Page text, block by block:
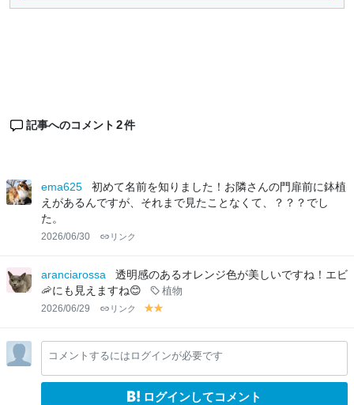
記事へのコメント 2件
ema625
初めて名前を知りました！お隣さんの門扉前に鉢植
えがあるんですが、それまで見たことなくて、？？？でし
た。
2026/06/30 リンク
aranciarossa
透明感のあるオレンジ色が美しいですね！エビ
🦐にも見えますね😊
植物
2026/06/29 リンク
y
lo
w
lo
w
コメントするにはログインが必要です
ログインしてコメント